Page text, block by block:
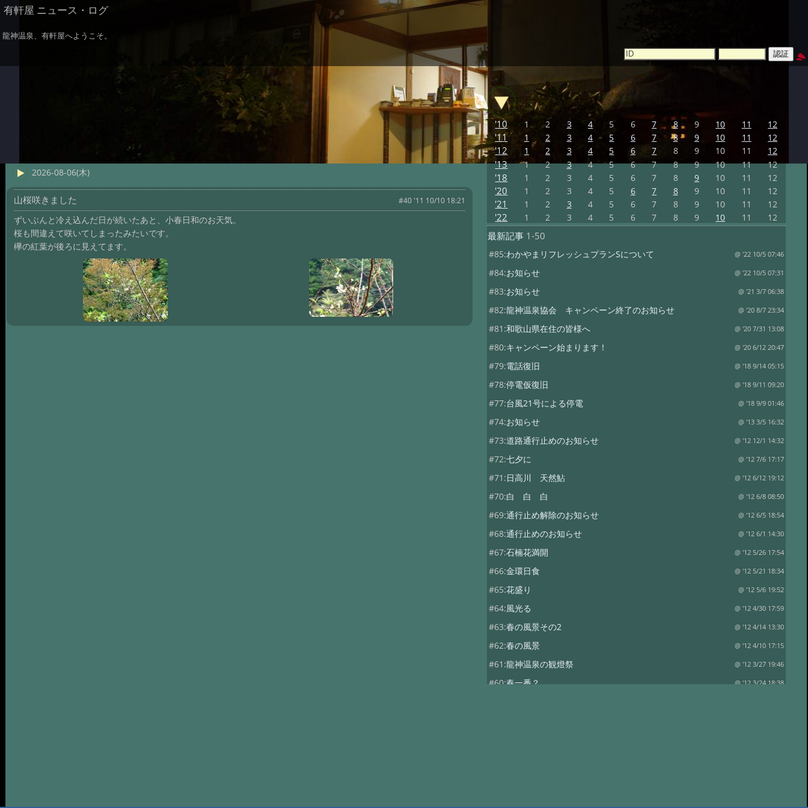
有軒屋 ニュース・ログ
龍神温泉、有軒屋へようこそ。
2026-08-06(木)
山桜咲きました #40 '11 10/10 18:21
ずいぶんと冷え込んだ日が続いたあと、小春日和のお天気。
桜も間違えて咲いてしまったみたいです。
欅の紅葉が後ろに見えてます。
'10 1 2 3 4 5 6 7 8 9 10 11 12
'11 1 2 3 4 5 6 7 8 9 10 11 12
'12 1 2 3 4 5 6 7 8 9 10 11 12
'13 1 2 3 4 5 6 7 8 9 10 11 12
'18 1 2 3 4 5 6 7 8 9 10 11 12
'20 1 2 3 4 5 6 7 8 9 10 11 12
'21 1 2 3 4 5 6 7 8 9 10 11 12
'22 1 2 3 4 5 6 7 8 9 10 11 12
最新記事1-50
#85:わかやまリフレッシュプランSについて @ '22 10/5 07:46
#84:お知らせ @ '22 10/5 07:31
#83:お知らせ @ '21 3/7 06:38
#82:龍神温泉協会 キャンペーン終了のお知らせ @ '20 8/7 23:34
#81:和歌山県在住の皆様へ @ '20 7/31 13:08
#80:キャンペーン始まります！ @ '20 6/12 20:47
#79:電話復旧 @ '18 9/14 05:15
#78:停電仮復旧 @ '18 9/11 09:20
#77:台風21号による停電 @ '18 9/9 01:46
#74:お知らせ @ '13 3/5 16:32
#73:道路通行止めのお知らせ @ '12 12/1 14:32
#72:七夕に @ '12 7/6 17:17
#71:日高川 天然鮎 @ '12 6/12 19:12
#70:白 白 白 @ '12 6/8 08:50
#69:通行止め解除のお知らせ @ '12 6/5 18:54
#68:通行止めのお知らせ @ '12 6/1 14:30
#67:石楠花満開 @ '12 5/26 17:54
#66:金環日食 @ '12 5/21 18:34
#65:花盛り @ '12 5/6 19:52
#64:風光る @ '12 4/30 17:59
#63:春の風景その2 @ '12 4/14 13:30
#62:春の風景 @ '12 4/10 17:15
#61:龍神温泉の観燈祭 @ '12 3/27 19:46
#60:春一番？ @ '12 3/24 18:38